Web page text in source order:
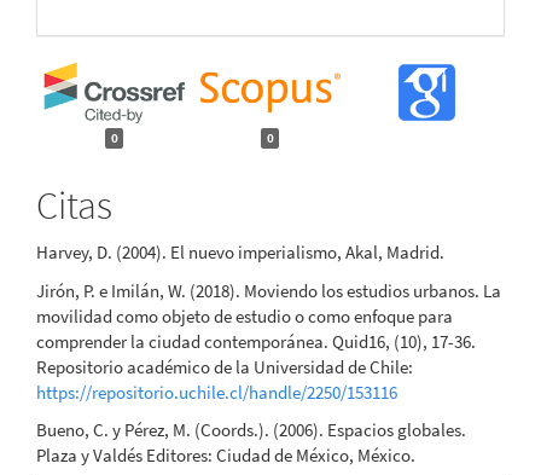
0 0
Citas
Harvey, D. (2004). El nuevo imperialismo, Akal, Madrid.
Jirón, P. e Imilán, W. (2018). Moviendo los estudios urbanos. La
movilidad como objeto de estudio o como enfoque para
comprender la ciudad contemporánea. Quid16, (10), 17-36.
Repositorio académico de la Universidad de Chile:
https://repositorio.uchile.cl/handle/2250/153116
Bueno, C. y Pérez, M. (Coords.). (2006). Espacios globales.
Plaza y Valdés Editores: Ciudad de México, México.